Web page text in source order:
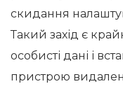
скидання
Такий захід є
особисті дані і
пристрою